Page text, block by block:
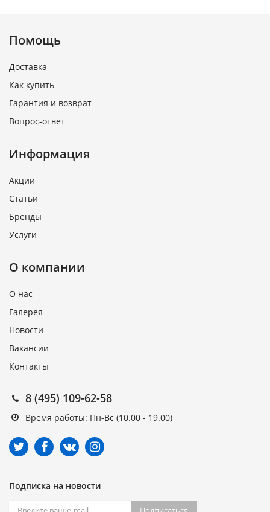
Помощь
Доставка
Как купить
Гарантия и возврат
Вопрос-ответ
Информация
Акции
Статьи
Бренды
Услуги
О компании
О нас
Галерея
Новости
Вакансии
Контакты
8 (495) 109-62-58
Время работы: Пн-Вс (10.00 - 19.00)
Подписка на новости